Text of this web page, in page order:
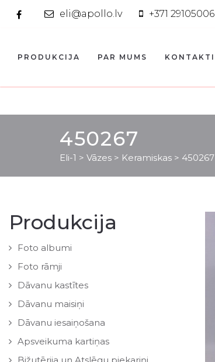
eli@apollo.lv +371 29105006
PRODUKCIJA PAR MUMS KONTAKTI
450267
Eli-1 > Vāzes > Keramiskas > 450267
Produkcija
Foto albumi
Foto rāmji
Dāvanu kastītes
Dāvanu maisiņi
Dāvanu iesaiņošana
Apsveikuma kartiņas